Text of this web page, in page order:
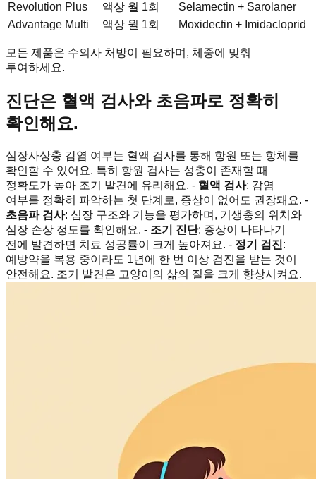
Revolution Plus
액상 월 1회
Selamectin + Sarolaner
Advantage Multi
액상 월 1회 Moxidectin + Imidacloprid
모든 제품은 수의사 처방이 필요하며, 체중에 맞춰
투여하세요.
진단은 혈액 검사와 초음파로 정확히
확인해요.
심장사상충 감염 여부는 혈액 검사를 통해 항원 또는 항체를
확인할 수 있어요. 특히 항원 검사는 성충이 존재할 때
정확도가 높아 조기 발견에 유리해요. - 혈액 검사: 감염
여부를 정확히 파악하는 첫 단계로, 증상이 없어도 권장돼요. -
초음파 검사: 심장 구조와 기능을 평가하며, 기생충의 위치와
심장 손상 정도를 확인해요. - 조기 진단: 증상이 나타나기
전에 발견하면 치료 성공률이 크게 높아져요. - 정기 검진:
예방약을 복용 중이라도 1년에 한 번 이상 검진을 받는 것이
안전해요. 조기 발견은 고양이의 삶의 질을 크게 향상시켜요.